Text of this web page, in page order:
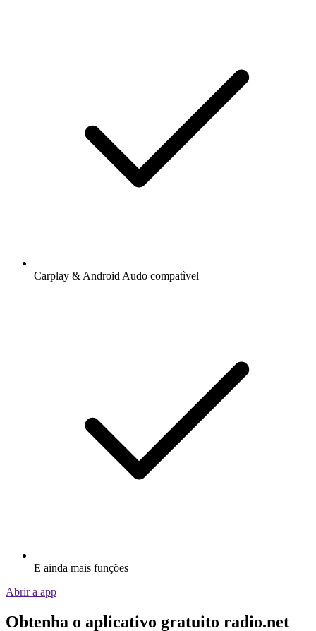
Carplay & Android Audo compatìvel
E ainda mais funções
Abrir a app
Obtenha o aplicativo gratuito radio.net